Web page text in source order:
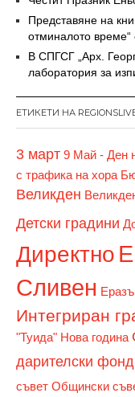
Представяне на
отминалото
В СПГСГ „Арх.
лаборатория за
ЕТИКЕТИ НА
3 март 9 Май - Ден
с трафика на хора
Великден
Детски градини
Директно
Сливен
Интегриран
"Туида" Нова година
дарителски фонд
съвет Общински